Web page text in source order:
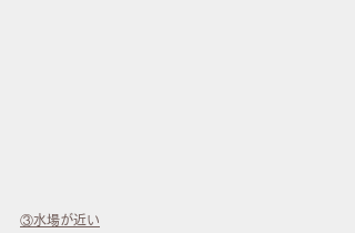
③水場が近い